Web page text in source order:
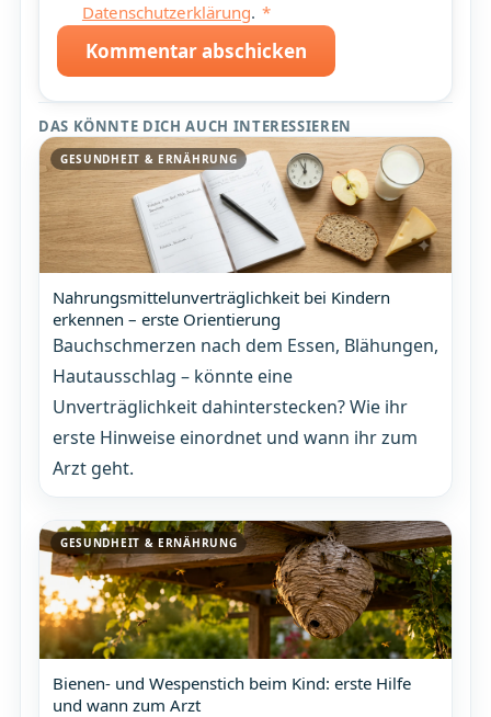
Datenschutzerklärung. *
Kommentar abschicken
DAS KÖNNTE DICH AUCH INTERESSIEREN
GESUNDHEIT & ERNÄHRUNG
Nahrungsmittelunverträglichkeit bei Kindern
erkennen – erste Orientierung
Bauchschmerzen nach dem Essen, Blähungen,
Hautausschlag – könnte eine
Unverträglichkeit dahinterstecken? Wie ihr
erste Hinweise einordnet und wann ihr zum
Arzt geht.
GESUNDHEIT & ERNÄHRUNG
Bienen- und Wespenstich beim Kind: erste Hilfe
und wann zum Arzt